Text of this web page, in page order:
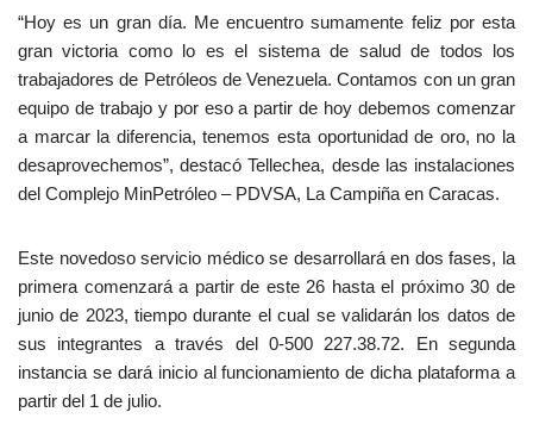
“Hoy es un gran día. Me encuentro sumamente feliz por esta
gran victoria como lo es el sistema de salud de todos los
trabajadores de Petróleos de Venezuela. Contamos con un gran
equipo de trabajo y por eso a partir de hoy debemos comenzar
a marcar la diferencia, tenemos esta oportunidad de oro, no la
desaprovechemos”, destacó Tellechea, desde las instalaciones
del Complejo MinPetróleo – PDVSA, La Campiña en Caracas.
Este novedoso servicio médico se desarrollará en dos fases, la
primera comenzará a partir de este 26 hasta el próximo 30 de
junio de 2023, tiempo durante el cual se validarán los datos de
sus integrantes a través del 0-500 227.38.72. En segunda
instancia se dará inicio al funcionamiento de dicha plataforma a
partir del 1 de julio.